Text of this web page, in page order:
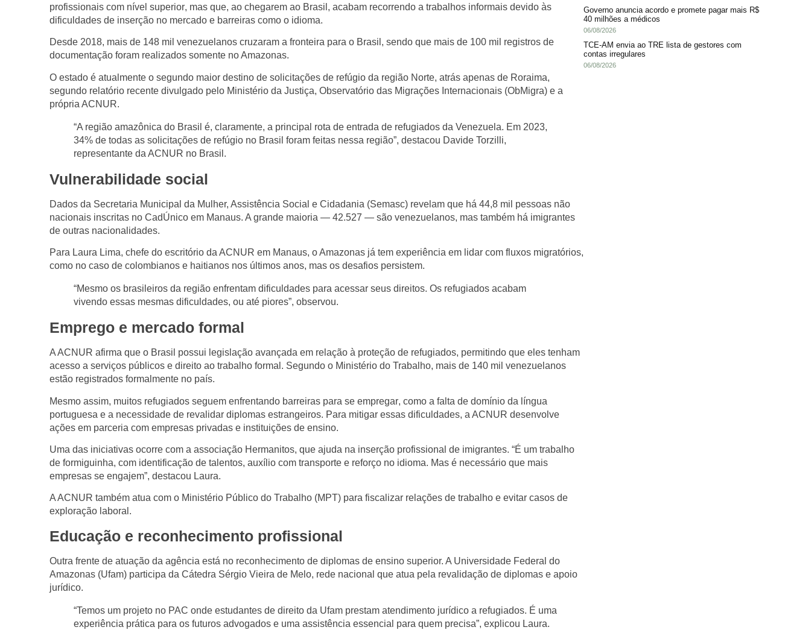
profissionais com nível superior, mas que, ao chegarem ao Brasil, acabam recorrendo a trabalhos informais devido às
dificuldades de inserção no mercado e barreiras como o idioma.
Desde 2018, mais de 148 mil venezuelanos cruzaram a fronteira para o Brasil , sendo que mais de 100 mil registros de
documentação foram realizados somente no Amazonas.
O estado é atualmente o segundo maior destino de solicitações de refúgio da região Norte, atrás apenas de Roraima,
segundo relatório recente divulgado pelo Ministério da Justiça, Observatório das Migrações Internacionais (ObMigra) e a
própria ACNUR.
“A região amazônica do Brasil é, claramente, a principal rota de entrada de refugiados da Venezuela. Em 2023,
34% de todas as solicitações de refúgio no Brasil foram feitas nessa região”, destacou Davide Torzilli,
representante da ACNUR no Brasil.
Vulnerabilidade social
Dados da Secretaria Municipal da Mulher, Assistência Social e Cidadania (Semasc) revelam que há 44,8 mil pessoas não
nacionais inscritas no CadÚnico em Manaus. A grande maioria — 42.527 — são venezuelanos, mas também há imigrantes
de outras nacionalidades.
Para Laura Lima, chefe do escritório da ACNUR em Manaus, o Amazonas já tem experiência em lidar com fluxos migratórios,
como no caso de colombianos e haitianos nos últimos anos, mas os desafios persistem.
“Mesmo os brasileiros da região enfrentam dificuldades para acessar seus direitos. Os refugiados acabam
vivendo essas mesmas dificuldades, ou até piores”, observou.
Emprego e mercado formal
A ACNUR afirma que o Brasil possui legislação avançada em relação à proteção de refugiados, permitindo que eles tenham
acesso a serviços públicos e direito ao trabalho formal . Segundo o Ministério do Trabalho, mais de 140 mil venezuelanos
estão registrados formalmente no país.
Mesmo assim, muitos refugiados seguem enfrentando barreiras para se empregar, como a falta de domínio da língua
portuguesa e a necessidade de revalidar diplomas estrangeiros. Para mitigar essas dificuldades, a ACNUR desenvolve
ações em parceria com empresas privadas e instituições de ensino.
Uma das iniciativas ocorre com a associação Hermanitos, que ajuda na inserção profissional de imigrantes. “É um trabalho
de formiguinha, com identificação de talentos, auxílio com transporte e reforço no idioma. Mas é necessário que mais
empresas se engajem”, destacou Laura.
A ACNUR também atua com o Ministério Público do Trabalho (MPT) para fiscalizar relações de trabalho e evitar casos de
exploração laboral .
Educação e reconhecimento profissional
Outra frente de atuação da agência está no reconhecimento de diplomas de ensino superior. A Universidade Federal do
Amazonas (Ufam) participa da Cátedra Sérgio Vieira de Melo, rede nacional que atua pela revalidação de diplomas e apoio
jurídico.
“Temos um projeto no PAC onde estudantes de direito da Ufam prestam atendimento jurídico a refugiados. É uma
experiência prática para os futuros advogados e uma assistência essencial para quem precisa”, explicou Laura.
Governo anuncia acordo e promete pagar mais R$
40 milhões a médicos
06/08/2026
TCE-AM envia ao TRE lista de gestores com
contas irregulares
06/08/2026